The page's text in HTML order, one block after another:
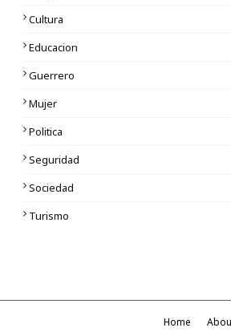
Cultura
Educacion
Guerrero
Mujer
Politica
Seguridad
Sociedad
Turismo
Home